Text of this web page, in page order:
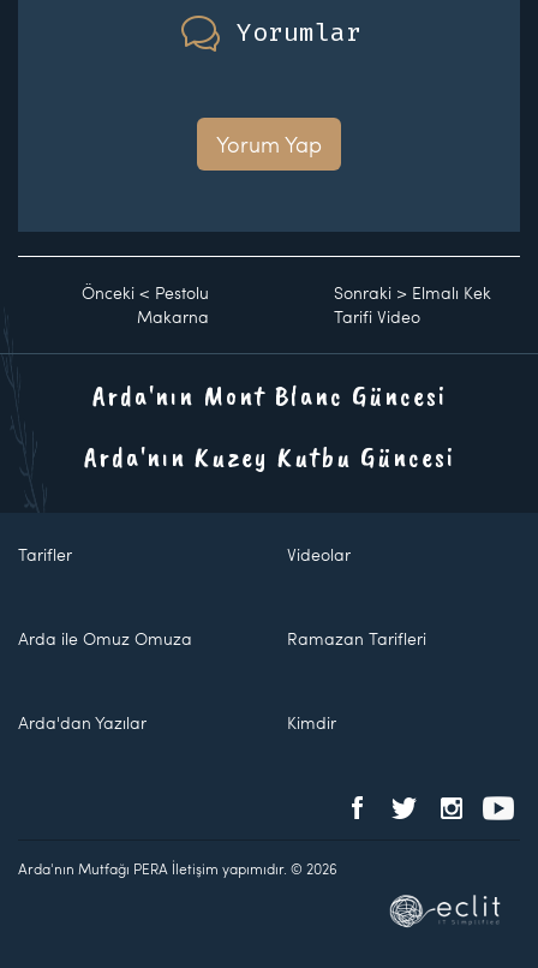
Yorumlar
Yorum Yap
Önceki < Pestolu
Makarna
Sonraki > Elmalı Kek
Tarifi Video
Arda'nın Mont Blanc Güncesi
Arda'nın Kuzey Kutbu Güncesi
Tarifler Videolar
Arda ile Omuz Omuza Ramazan Tarifleri
Arda'dan Yazılar Kimdir
Arda'nın Mutfağı PERA İletişim yapımıdır. © 2026